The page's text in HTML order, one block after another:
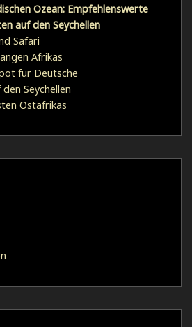
Ozean: Empfehlenswerte
auf den Seychellen
Safari
Afrikas
für Deutsche
Seychellen
Ostafrikas